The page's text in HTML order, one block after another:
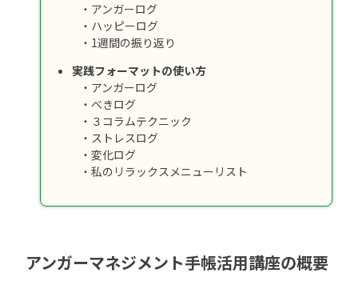
・アンガーログ
・ハッピーログ
・1週間の振り返り
実践フォーマットの使い方
・アンガーログ
・べきログ
・３コラムテクニック
・ストレスログ
・変化ログ
・私のリラックスメニューリスト
アンガーマネジメント手帳活用講座の概要